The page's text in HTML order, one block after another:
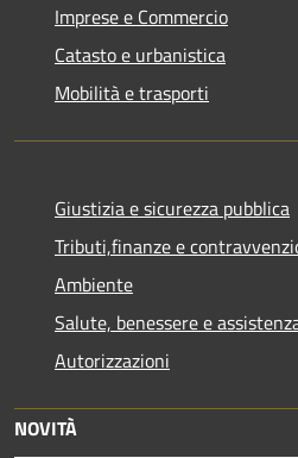
Imprese e Commercio
Catasto e urbanistica
Mobilità e trasporti
Giustizia e sicurezza pubblica
Tributi,finanze e
Ambiente
Salute, benessere e
Autorizzazioni
NOVITÀ